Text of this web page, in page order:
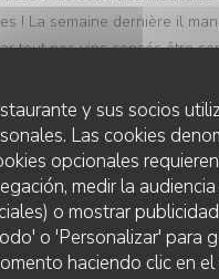
y sus socios
Las cookies
opcionales
medir la
o mostrar
o 'Personalizar' para
haciendo clic en
! La semaine dernière il
tout nos vins censés être
soirée…. J’espère que vous